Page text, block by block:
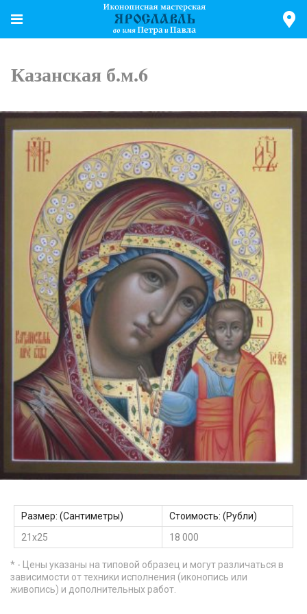
Казанская б.м.6
Размер: (Сантиметры)
Стоимость: (Рубли)
21х25
18 000
* - Цены указаны на типовой образец и могут различаться в
зависимости от техники исполнения (иконопись или
живопись) и дополнительных работ.